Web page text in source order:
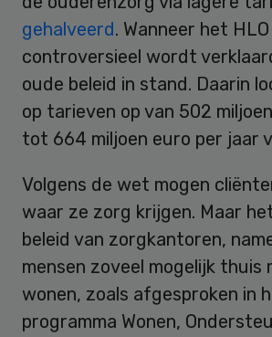
gehalveerd. Wanneer het HLO
controversieel wordt
oude beleid in stand. Daarin
op tarieven op van 502
tot 664 miljoen euro per jaar
Volgens de wet mogen
waar ze zorg krijgen. Maar
beleid van zorgkantoren,
mensen zoveel mogelijk thuis
wonen, zoals afgesproken in
programma Wonen,